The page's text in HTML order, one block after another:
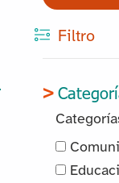
Filtro